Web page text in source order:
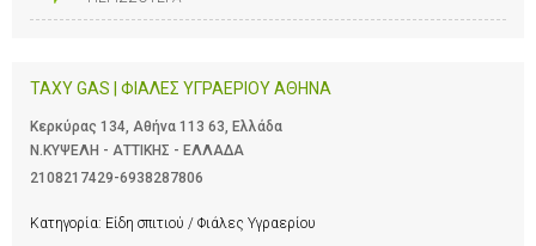
TAXY GAS | ΦΙΑΛΕΣ ΥΓΡΑΕΡΙΟΥ ΑΘΗΝΑ
Κερκύρας 134, Αθήνα 113 63, Ελλάδα
Ν.ΚΥΨΕΛΗ - ΑΤΤΙΚΗΣ - ΕΛΛΑΔΑ
2108217429-6938287806
Κατηγορία: Είδη σπιτιού / Φιάλες Υγραερίου